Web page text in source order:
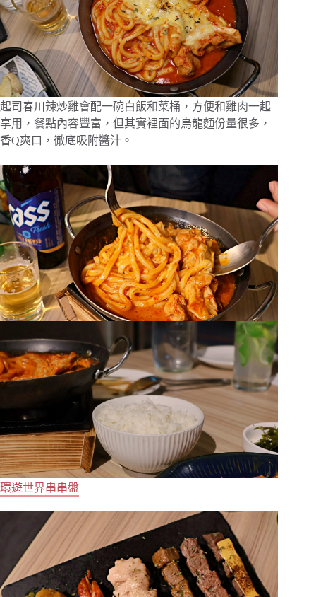
起司春川辣炒雞會配一碗白飯和菜桶，方便和雞肉一起
享用，餐點內容豐富，但其實裡面的烏龍麵份量很多，
香Q爽口，徹底吸附醬汁。
環遊世界串串盤